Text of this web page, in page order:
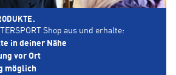
Shop aus und erhalte:
in deiner Nähe
vor Ort
möglich